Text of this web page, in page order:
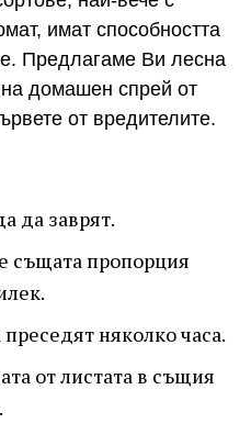
имат способността
Предлагаме Ви лесна
на домашен спрей от
от вредителите.
да заврят.
същата пропорция
няколко часа.
от листата в същия